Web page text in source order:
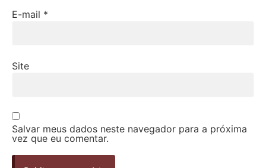
E-mail *
Site
Salvar meus dados neste navegador para a próxima
vez que eu comentar.